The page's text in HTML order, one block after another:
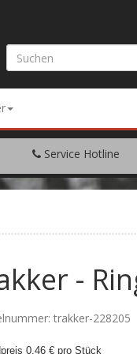
Service Hotline
+49 (0) 9429/948344
-
trakker-228205
0,46 € pro Stück